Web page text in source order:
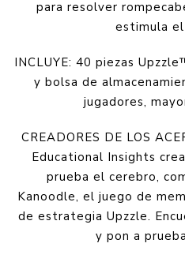
para resolver
estimula
INCLUYE: 40 piezas
y bolsa de
jugadores,
CREADORES DE LOS
Educational Insights
prueba el cerebro,
Kanoodle, el juego de
de estrategia Upzzle.
y pon a